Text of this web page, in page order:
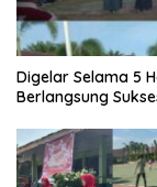
Digelar Selama 5
Berlangsung